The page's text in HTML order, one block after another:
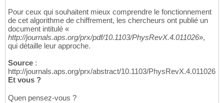
Pour ceux qui souhaitent mieux comprendre le fonctionnement
de cet algorithme de chiffrement, les chercheurs ont publié un
document intitulé «
http://journals.aps.org/prx/pdf/10.1103/PhysRevX.4.011026»,
qui détaille leur approche.
Source :
http://journals.aps.org/prx/abstract/10.1103/PhysRevX.4.011026
Et vous ?
Quen pensez-vous ?